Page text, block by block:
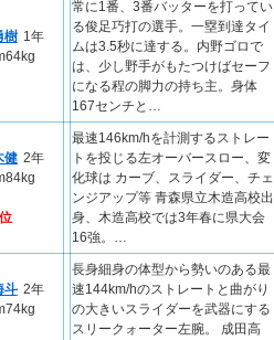
樹 1年
常に1番、3番バッターを打ってい
る俊足巧打の選手。一塁到達タイ
ムは3.5秒に達する。内野ゴロで
は、少し野手がもたつけばセーフ
になる程の脚力の持ち主。身体
167センチと…
健 2年
最速146km/hを計測するストレー
トを投じる左オーバースロー、変
化球は カーブ、スライダー、チェ
ンジアップ等 青森県立木造高校出
身、木造高校では3年春に県大会
16強。…
斗 2年
長身細身の体型から勢いのある最
速144km/hのストレートと曲がり
の大きいスライダーを武器にする
スリークォーター左腕。 成田高